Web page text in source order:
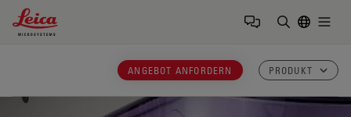
Leica Microsystems Logo
ANGEBOT ANFORDERN PRODUKT